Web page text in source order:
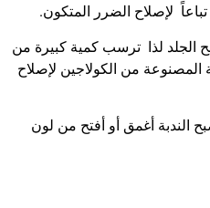
لإصلاح الضرر المتكون.
الجلد لذا ترسب كمية كبيرة من
المصنوعة من الكولاجين لإصلاح
الندبة أغمق أو أفتح من لون